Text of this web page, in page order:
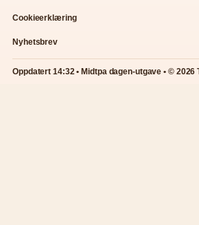
Cookieerklæring
Nyhetsbrev
Oppdatert 14:32 • Midtpa dagen-utgave • ©